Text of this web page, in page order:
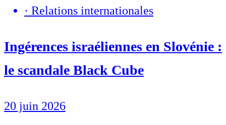
· Relations internationales
Ingérences israéliennes en Slovénie :
le scandale Black Cube
20 juin 2026